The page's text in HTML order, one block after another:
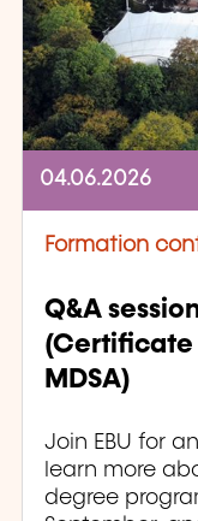
04.06.2026
Formation
Q&A
(Certificate
MDSA)
Join EBU for
learn more
degree